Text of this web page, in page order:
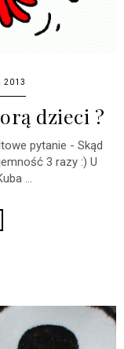
2013
dzieci ?
pytanie - Skąd
3 razy :) U
...